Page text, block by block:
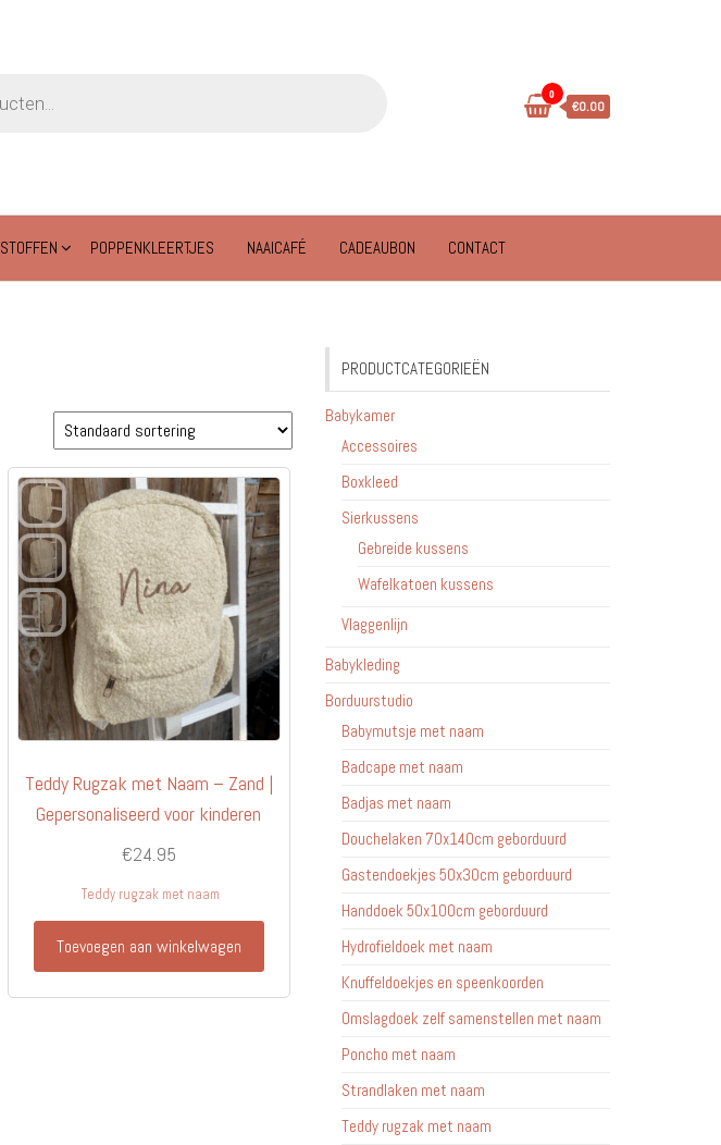
0
€0.00
STOFFEN POPPENKLEERTJES NAAICAFÉ CADEAUBON CONTACT
Teddy Rugzak met Naam – Zand |
Gepersonaliseerd voor kinderen
€24.95
Teddy rugzak met naam
Toevoegen aan winkelwagen
PRODUCTCATEGORIEËN
Babykamer
Accessoires
Boxkleed
Sierkussens
Gebreide kussens
Wafelkatoen kussens
Vlaggenlijn
Babykleding
Borduurstudio
Babymutsje met naam
Badcape met naam
Badjas met naam
Douchelaken 70x140cm geborduurd
Gastendoekjes 50x30cm geborduurd
Handdoek 50x100cm geborduurd
Hydrofieldoek met naam
Knuffeldoekjes en speenkoorden
Omslagdoek zelf samenstellen met naam
Poncho met naam
Strandlaken met naam
Teddy rugzak met naam